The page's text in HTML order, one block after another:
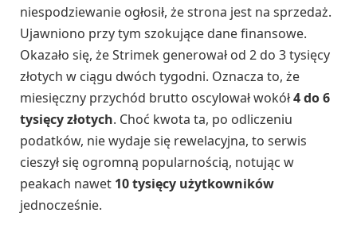
niespodziewanie ogłosił, że strona jest na sprzedaż.
Ujawniono przy tym szokujące dane finansowe.
Okazało się, że Strimek generował od 2 do 3 tysięcy
złotych w ciągu dwóch tygodni. Oznacza to, że
miesięczny przychód brutto oscylował wokół4 do 6
tysięcy złotych. Choć kwota ta, po odliczeniu
podatków, nie wydaje się rewelacyjna, to serwis
cieszył się ogromną popularnością, notując w
peakach nawet 10 tysięcy użytkowników
jednocześnie.